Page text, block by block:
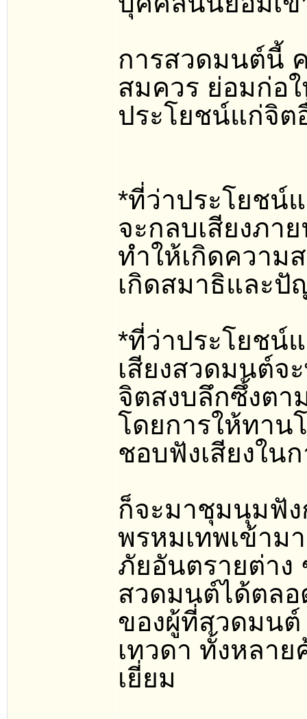
การสวดมนต์นี้
สมควร ย่อมก่อ
ประโยชน์แก่จิต
*ที่ว่าประโยชน์
จะกลบเสียงภา
ทำให้เกิดความ
เกิดสมาธิและปั
*ที่ว่าประโยชน์
เสียงสวดมนต์จ
จิตสงบลึกซึ้งตา
โดยการให้ทาน
ชอบฟังเสียงใน
ก็จะมาชุมนุมฟัง
พรหมเทพเข้าม
ภัยอันตรายต่าง
สวดมนต์ได้ตล
ของผู้ที่สวดมนต์
เทวดา ทั้งหลา
เยี่ยม